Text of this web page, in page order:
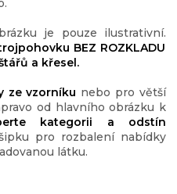
je pouze ilustrativní.
BEZ ROZKLADU
a křesel.
ze vzorníku nebo pro větší
od hlavního obrázku k
kategorii a odstín
pro rozbalení nabídky
látku.